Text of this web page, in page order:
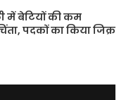
में बेटियों की कम
पदकों का किया जिक्र